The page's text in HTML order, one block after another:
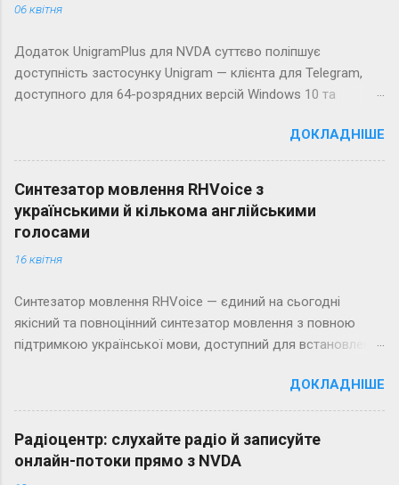
06 квітня
Додаток UnigramPlus для NVDA суттєво поліпшує
доступність застосунку Unigram — клієнта для Telegram,
доступного для 64-розрядних версій Windows 10 та
клієнт Telegram для Windows, який максимально, хоча й не
ідеально, доступний для незрячих. Для порівняння, клієнт
Telegram Desktop для незрячих недоступний зовсім.
ДОКЛАДНІШЕ
Синтезатор мовлення RHVoice з
українськими й кількома англійськими
голосами
16 квітня
Синтезатор мовлення RHVoice — єдиний на сьогодні
якісний та повноцінний синтезатор мовлення з повною
підтримкою української мови, доступний для встановлення
і для всіх інших програм, які працюють із синтезаторами з
підтримкою SAPI 5.
ДОКЛАДНІШЕ
Радіоцентр: слухайте радіо й записуйте
онлайн-потоки прямо з NVDA